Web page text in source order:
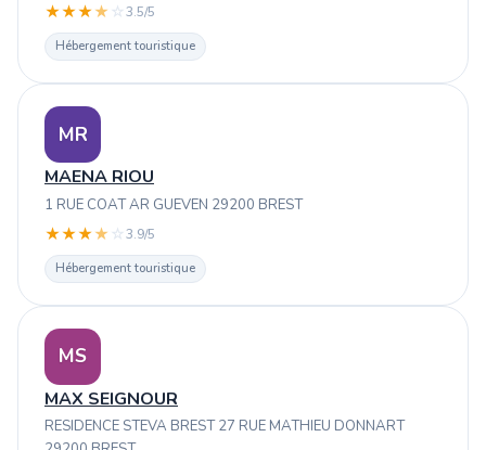
★★★★ ☆3.5/5
Hébergement touristique
MR
MAENA RIOU
1 RUE COAT AR GUEVEN 29200 BREST
★★★★ ☆3.9/5
Hébergement touristique
MS
MAX SEIGNOUR
RESIDENCE STEVA BREST 27 RUE MATHIEU DONNART